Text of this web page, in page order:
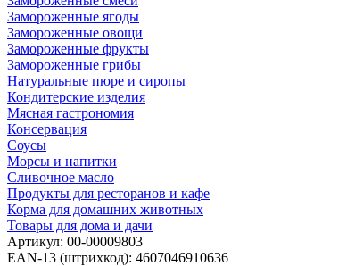
Замороженные ягоды
Замороженные овощи
Замороженные фрукты
Замороженные грибы
Натуральные пюре и сиропы
Кондитерские изделия
Мясная гастрономия
Консервация
Соусы
Морсы и напитки
Сливочное масло
Продукты для ресторанов и кафе
Корма для домашних животных
Товары для дома и дачи
Артикул: 00-00009803
EAN-13 (штрихкод): 4607046910636